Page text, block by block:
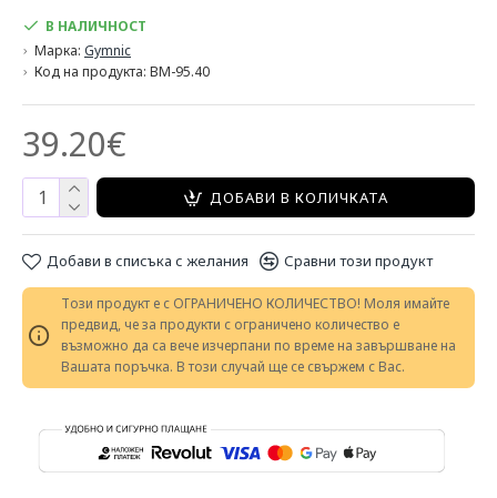
39.20€
В НАЛИЧНОСТ
Марка: Gymnic
Код на продукта: BM-95.40
ДОБАВИ В КОЛИЧКАТА
Добави в списъка с желания Сравни този продукт
Този продукт е с ОГРАНИЧЕНО КОЛИЧЕСТВО! Моля имайте
предвид, че за продукти с ограничено количество е
възможно да са вече изчерпани по време на завършване на
Вашата поръчка. В този случай ще се свържем с Вас.